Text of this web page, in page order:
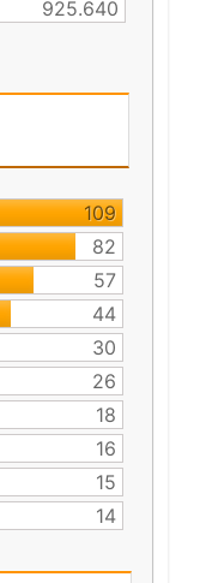
925.640
109
82
57
44
30
26
18
16
15
14